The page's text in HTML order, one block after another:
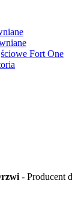
Fort One
- Producent